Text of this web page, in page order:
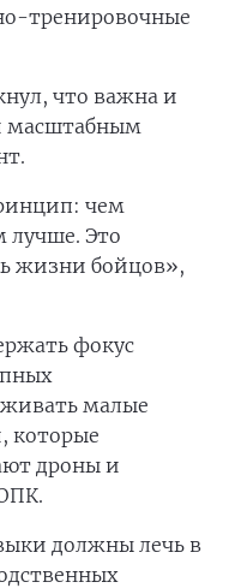
тренировочные
что важна и
масштабным
чем
лучше. Это
жизни бойцов»,
фокус
малые
которые
дроны и
должны лечь в